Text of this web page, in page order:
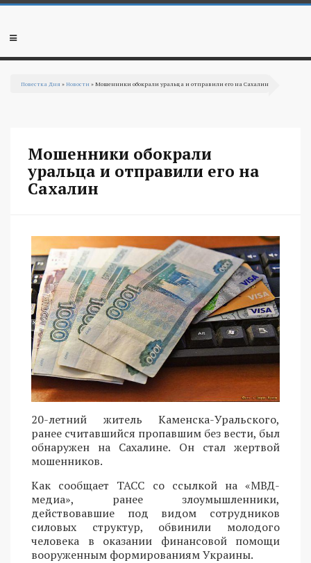
Перейти к основному содержанию
Мобильное
Повестка Дня »Новости » Мошенники обокрали уральца и отправили его на Сахалин
Мошенники обокрали
уральца и отправили его на
Сахалин
20-летний житель Каменска-Уральского,
ранее считавшийся пропавшим без вести, был
обнаружен на Сахалине. Он стал жертвой
мошенников.
Как сообщает ТАСС со ссылкой на «МВД-
медиа», ранее злоумышленники,
действовавшие под видом сотрудников
силовых структур, обвинили молодого
человека в оказании финансовой помощи
вооруженным формированиям Украины.